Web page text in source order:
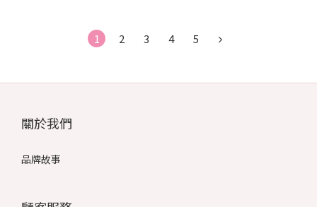
1 2 3 4 5
關於我們
品牌故事